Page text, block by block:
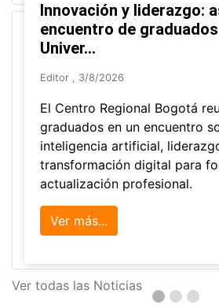
Innovación y liderazgo:
encuentro de
Univer...
Editor , 3/8/2026
El Centro Regional Bogotá
graduados en un encuentro
inteligencia artificial,
transformación digital para
actualización profesional.
Ver más...
Ver todas las Noticias